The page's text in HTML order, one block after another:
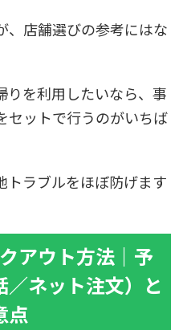
、店舗選びの参考にはな
りを利用したいなら、事
セットで行うのがいちば
トラブルをほぼ防げます
アウト方法｜予
ネット注文）と
点